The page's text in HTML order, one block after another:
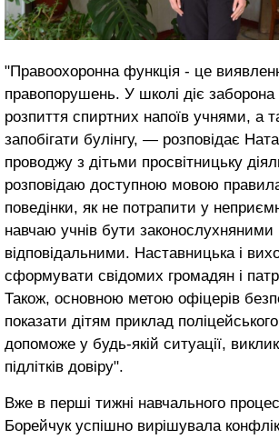
"Правоохоронна функція - це
правопорушень. У школі діє заборона
розпиття спиртних напоїв учнями, а
запобігати булінгу, — розповідає
проводжу з дітьми просвітницьку
розповідаю доступною мовою
поведінки, як не потрапити у
навчаю учнів бути законослухняними
відповідальними. Наставницька і
сформувати свідомих громадян і
Також, основною метою офіцерів
показати дітям приклад
допоможе у будь-якій ситуації,
підлітків довіру".
Вже в перші тижні навчального
Борейчук успішно вирішувала